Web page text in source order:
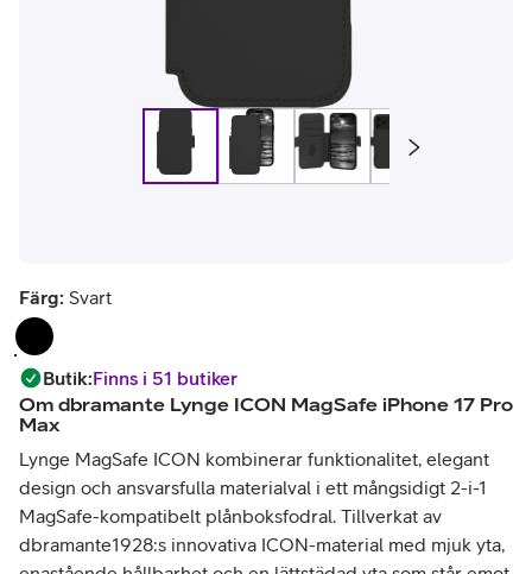
Färg: Svart
Butik:Finns i 51 butiker
Om dbramante Lynge ICON MagSafe iPhone 17 Pro
Max
Lynge MagSafe ICON kombinerar funktionalitet, elegant
design och ansvarsfulla materialval i ett mångsidigt 2-i-1
MagSafe-kompatibelt plånboksfodral. Tillverkat av
dbramante1928:s innovativa ICON-material med mjuk yta,